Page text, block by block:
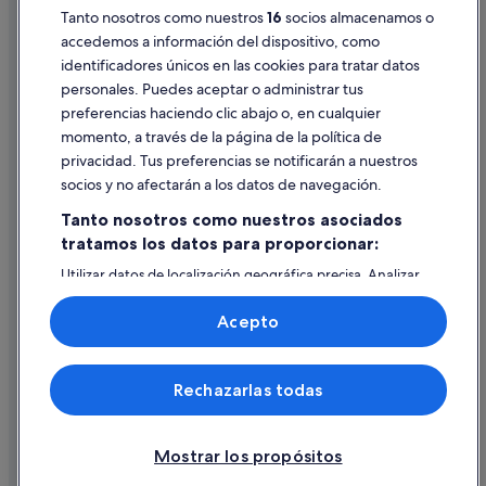
Pautas sobre el contenido y cómo denunciar contenido
Ayuda
Cancelar un vuelo
Cancelar una reserva de hotel o de un alquiler vacacional
Utilizar un cupón de Expedia
Documentos para viajes internacionales
© 2026 Expedia, Inc., una empresa de Expedia Group. Todos los
derechos reservados. Expedia y el logotipo de Expedia son marcas
comerciales o marcas comerciales registradas de Expedia, Inc.
Tanto nosotros como nuestros16 socios almacenamos o
accedemos a información del dispositivo, como
identificadores únicos en las cookies para tratar datos
personales. Puedes aceptar o administrar tus
preferencias haciendo clic abajo o, en cualquier
momento, a través de la página de la política de
privacidad. Tus preferencias se notificarán a nuestros
socios y no afectarán a los datos de navegación.
Tanto nosotros como nuestros asociados
tratamos los datos para proporcionar:
Utilizar datos de localización geográfica precisa. Analizar
activamente las características del dispositivo para su
identificación. Almacenar la información en un dispositivo
y/o acceder a ella. Publicidad y contenido personalizados,
medición de publicidad y contenido, investigación de
audiencia y desarrollo de servicios.
Lista de asociados (proveedores)
Mostrar los propósitos
Rechazarlas todas
Acepto